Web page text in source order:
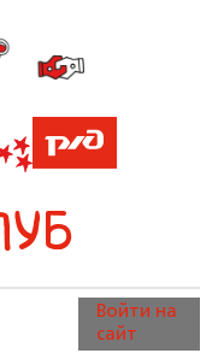
Войти на
сайт